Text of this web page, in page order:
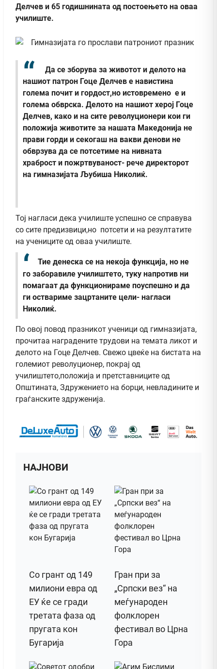
Делчев и 65 годишнината од постоењето на оваа
училиште.
Да се зборува за животот и делото на
нашиот патрон Гоце Делчев е навистина
голема почит и гордост,но истовремено е и
голема обврска. Делото на нашиот херој Гоце
Делчев, како и на сите револуционери кои ги
положија животите за нашата Македонија не
прави горди и секогаш на вакви денови не
обврзува да се потсетиме на нивната
храброст и пожртвуваност- рече директорот
на гимназијата Љубиша Николиќ.
Тој нагласи дека училиште успешно се справува
со сите предизвици,но потсети и на резултатите
на учениците од оваа училиште.
Тие денеска се на некоја функција, но не
го заборавиле училиштето, туку напротив ни
помагаат да функционираме поуспешно и да
ги оствариме зацртаните цели- нагласи
Николиќ.
По овој повод празникот ученици од гимназијата,
прочитаа наградените трудови на темата ликот и
делото на Гоце Делчев. Свежо цвеќе на бистата на
големиот револуционер, покрај од
училиштето,положија и претставниците од
Општината, Здружението на борци, невладините и
граѓанските здруженија.
НАЈНОВИ
Со грант од 149
милиони евра од
ЕУ ќе се гради
третата фаза од
пругата кон
Бугарија
Гран при за
„Српски вез“ на
меѓународен
фолклорен
фестивал во Црна
Гора